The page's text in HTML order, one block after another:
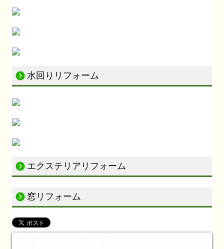
水回りリフォーム
エクステリアリフォーム
窓リフォーム